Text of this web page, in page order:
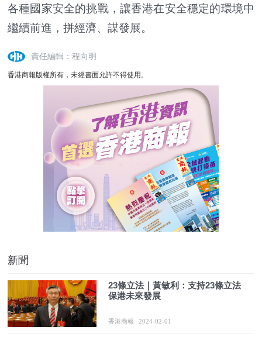
各種國家安全的挑戰，讓香港在安全穩定的環境中
繼續前進，拼經濟、謀發展。
責任編輯：程向明
香港商報版權所有，未經書面允許不得使用。
新聞
23條立法｜黃敏利：支持23條立法
保港未來發展
香港商報 2024-02-01